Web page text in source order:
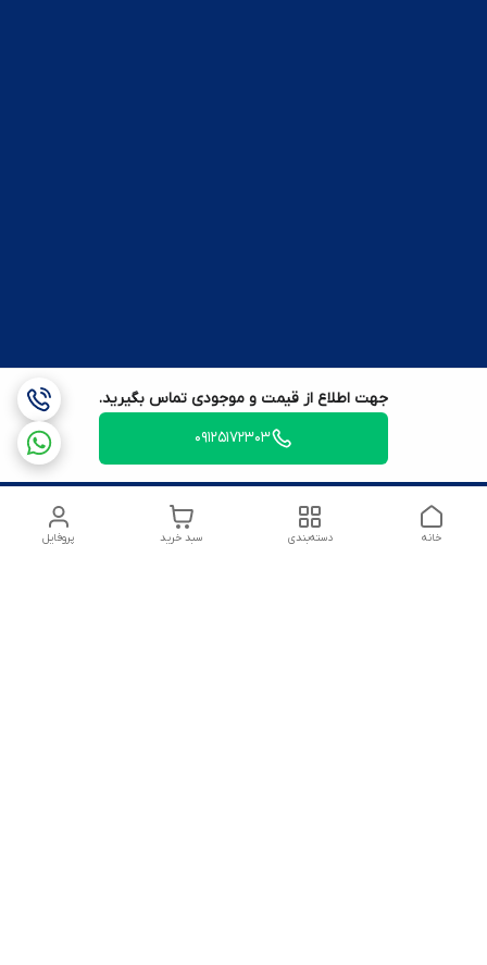
جهت اطلاع از قیمت و موجودی تماس بگیرید.
09125172303
پروفایل سبد خرید دسته‌بندی خانه